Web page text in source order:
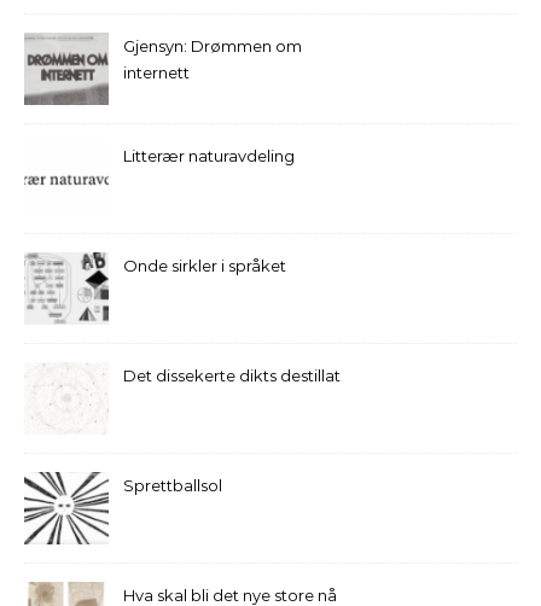
Gjensyn: Drømmen om
internett
Litterær naturavdeling
Onde sirkler i språket
Det dissekerte dikts destillat
Sprettballsol
Hva skal bli det nye store nå